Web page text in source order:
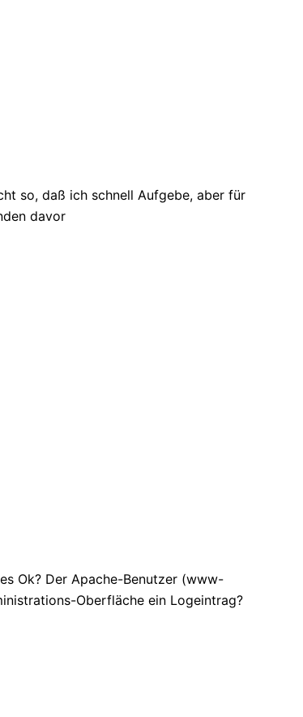
so, daß ich schnell Aufgebe, aber für
davor
Ok? Der Apache-Benutzer (www-
Oberfläche ein Logeintrag?